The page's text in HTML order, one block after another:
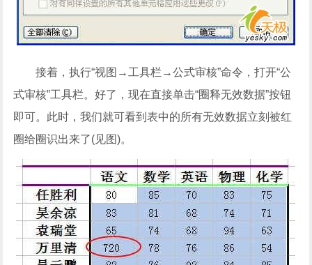
接着，执行“视图→工具栏→公式审核”命令，打开“公
式审核”工具栏。好了，现在直接单击“圈释无效数据”按钮
即可。此时，我们就可看到表中的所有无效数据立刻被红
圈给圈识出来了(见图)。